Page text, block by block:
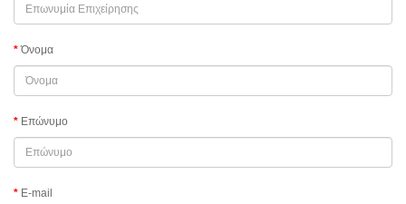
Όνομα
Επώνυμο
E-mail